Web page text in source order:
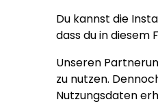
Du kannst die
dass du in diesem
Unseren
zu nutzen.
Nutzungsdaten